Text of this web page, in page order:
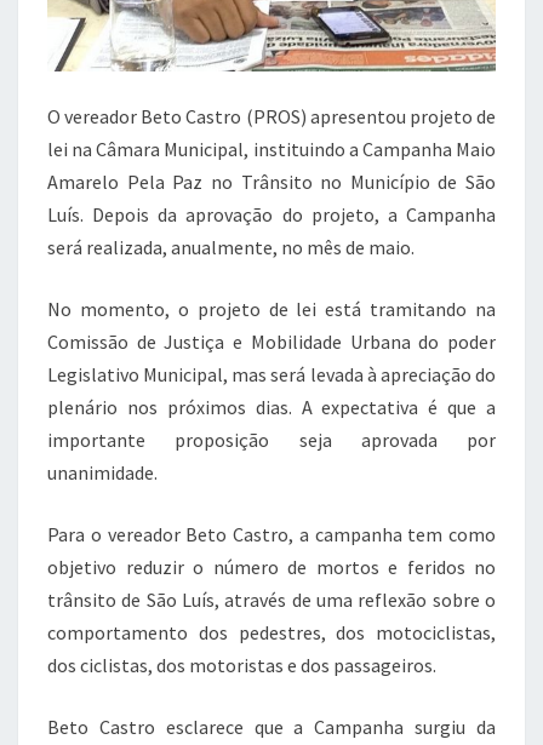
O vereador Beto Castro (PROS) apresentou projeto de
lei na Câmara Municipal, instituindo a Campanha Maio
Amarelo Pela Paz no Trânsito no Município de São
Luís. Depois da aprovação do projeto, a Campanha
será realizada, anualmente, no mês de maio.
No momento, o projeto de lei está tramitando na
Comissão de Justiça e Mobilidade Urbana do poder
Legislativo Municipal, mas será levada à apreciação do
plenário nos próximos dias. A expectativa é que a
importante proposição seja aprovada por
unanimidade.
Para o vereador Beto Castro, a campanha tem como
objetivo reduzir o número de mortos e feridos no
trânsito de São Luís, através de uma reflexão sobre o
comportamento dos pedestres, dos motociclistas,
dos ciclistas, dos motoristas e dos passageiros.
Beto Castro esclarece que a Campanha surgiu da